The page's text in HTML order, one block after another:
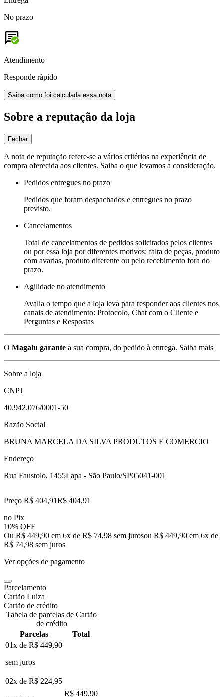
No prazo
Atendimento
Responde rápido
Saiba como foi calculada essa nota
Sobre a reputação da loja
Fechar
A nota de reputação refere-se a vários critérios na experiência de
compra oferecida aos clientes. Saiba o que levamos a consideração.
Pedidos entregues no prazo
Pedidos que foram despachados e entregues no prazo
previsto.
Cancelamentos
Total de cancelamentos de pedidos solicitados pelos clientes
ou por essa loja por diferentes motivos: falta de peças, produto
com avarias, produto diferente ou pelo recebimento fora do
prazo.
Agilidade no atendimento
Avalia o tempo que a loja leva para responder aos clientes nos
canais de atendimento: Protocolo, Chat com o Cliente e
Perguntas e Respostas
O Magalu garante a sua compra, do pedido à entrega. Saiba mais
Sobre a loja
CNPJ
40.942.076/0001-50
Razão Social
BRUNA MARCELA DA SILVA PRODUTOS E COMERCIO
Endereço
Rua Faustolo, 1455Lapa - São Paulo/SP05041-001
Preço R$ 404,91R$ 404,91
no Pix
10% OFF
Ou R$ 449,90 em 6x de R$ 74,98 sem jurosou R$ 449,90 em 6x de
R$ 74,98 sem juros
Ver opções de pagamento
Parcelamento
Cartão Luiza
Cartão de crédito
Tabela de parcelas de Cartão
de crédito
Parcelas
Total
01x de R$ 449,90
sem juros
02x de R$ 224,95
R$ 449,90